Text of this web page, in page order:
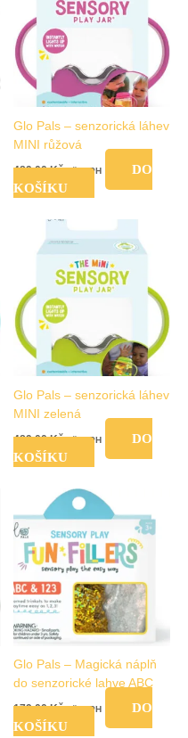
Glo Pals – senzorická láhev
MINI růžová
489,00Kč vč. DPH
DO
KOŠÍKU
Glo Pals – senzorická láhev
MINI zelená
489,00Kč vč. DPH
DO
KOŠÍKU
Glo Pals – Magická náplň
do senzorické lahve ABC
179,00Kč vč. DPH
DO
KOŠÍKU